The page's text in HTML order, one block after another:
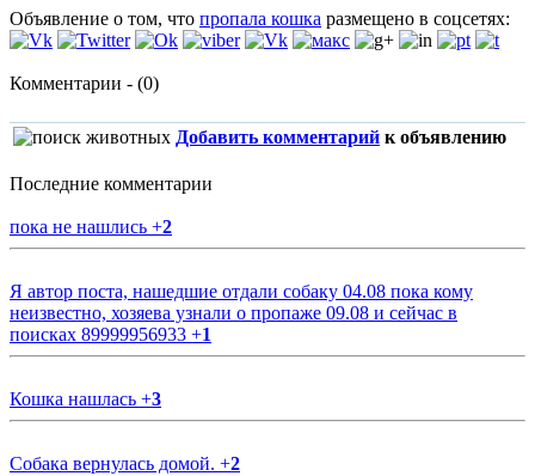
Объявление о том, что пропала кошка размещено в соцсетях:
Комментарии - (0)
Добавить комментарий к объявлению
Последние комментарии
пока не нашлись +2
Я автор поста, нашедшие отдали собаку 04.08 пока кому
неизвестно, хозяева узнали о пропаже 09.08 и сейчас в
поисках 89999956933 +1
Кошка нашлась +3
Собака вернулась домой. +2